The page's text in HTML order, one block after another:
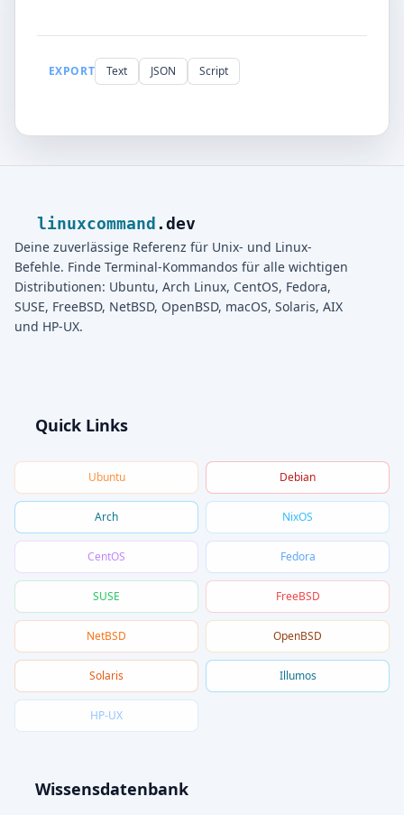
EXPORT Text JSON Script
linuxcommand .dev
Deine zuverlässige Referenz für Unix- und Linux-
Befehle. Finde Terminal-Kommandos für alle wichtigen
Distributionen: Ubuntu, Arch Linux, CentOS, Fedora,
SUSE, FreeBSD, NetBSD, OpenBSD, macOS, Solaris, AIX
und HP-UX.
Quick Links
Ubuntu Debian
Arch NixOS
CentOS Fedora
SUSE FreeBSD
NetBSD OpenBSD
Solaris Illumos
HP-UX
Wissensdatenbank